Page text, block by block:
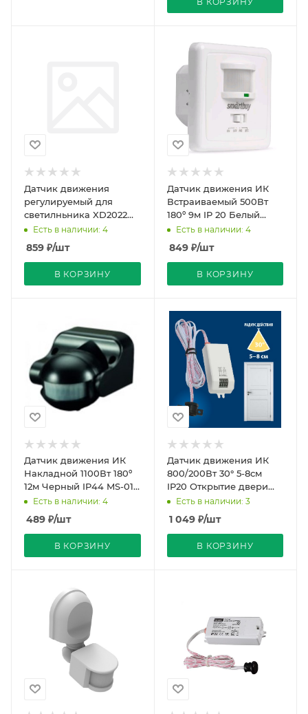
Датчик движения
регулируемый для
светилньника XD2022
REDIGLE
Есть в наличии: 4
859 ₽/шт
В КОРЗИНУ
Датчик движения ИК
Встраиваемый 500Вт
180º 9м IP 20 Белый
115х60х140мм SMARTBUY
Есть в наличии: 4
849₽/шт
В КОРЗИНУ
Датчик движения ИК
Накладной 1100Вт 180º
12м Черный IP44 MS-01B
LUXEL
Есть в наличии: 4
489 ₽/шт
В КОРЗИНУ
Датчик движения ИК
800/200Вт 30° 5-8см
IP20 Открытие двери
TM Uniel
Есть в наличии: 3
1 049₽/шт
В КОРЗИНУ